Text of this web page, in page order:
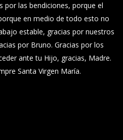
por las bendiciones, porque el
en medio de todo esto no
estable, gracias por nuestros
por Bruno. Gracias por los
ante tu Hijo, gracias, Madre.
Santa Virgen María.